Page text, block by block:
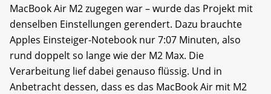
MacBook Air M2 zugegen war – wurde das Projekt mit
denselben Einstellungen gerendert. Dazu brauchte
Apples Einsteiger-Notebook nur 7:07 Minuten, also
rund doppelt so lange wie der M2 Max. Die
Verarbeitung lief dabei genauso flüssig. Und in
Anbetracht dessen, dass es das MacBook Air mit M2